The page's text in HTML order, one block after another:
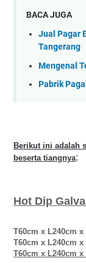
BACA JUGA
Jual Pagar
Tangerang
Mengenal
Pabrik
Berikut ini adalah
beserta tiangnya:
Hot Dip
T60cm x L240cm
T60cm x L240cm
T60cm x L240cm